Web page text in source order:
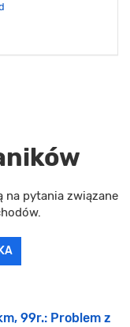
na pytania związane
99r.: Problem z